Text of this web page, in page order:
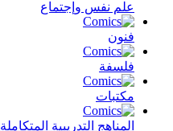
علم نفس وإجتماع
فنون
فلسفة
مكتبات
المناهج التدريبية المتكاملة